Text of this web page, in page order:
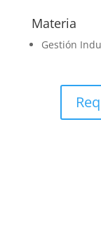
Materia
Gestión